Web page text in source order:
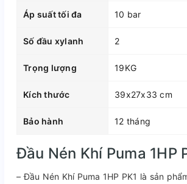
Áp suất tối đa 10 bar
Số đầu xylanh 2
Trọng lượng 19KG
Kích thước 39x27x33 cm
Bảo hành 12 tháng
Đầu Nén Khí Puma 1HP
– Đầu Nén Khí Puma 1HP PK1 là sản